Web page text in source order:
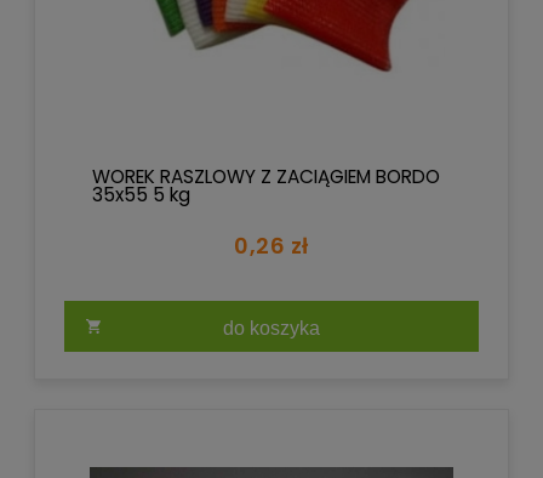
WOREK RASZLOWY Z ZACIĄGIEM BORDO
35x55 5 kg
0,26 zł
do koszyka